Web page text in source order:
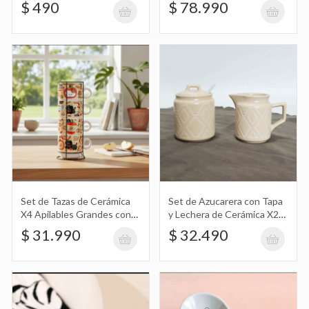
de Madera X2, Bandeja y Cuchara X2
Cuchara de Cerámica con Diseño de
Kuromi
$ 5.490
Cinnamoroll
$ 5.490
Cuchara de Cerámica con Diseño de
$ 490 $ 78.990
Set de Tazas de Cerámica
X4 Apilables Grandes con
Diseño de Animal, Gato,
Perro, Fruta, Manzana,
$ 31.990
Set de Azucarera con Tapa
y Lechera de Cerámica X2
con Cuchara
$ 32.490